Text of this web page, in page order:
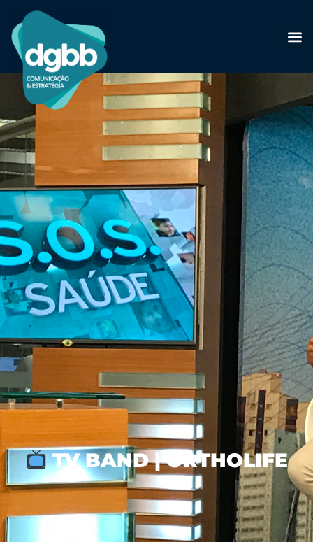
TV BAND | ORTHOLIFE